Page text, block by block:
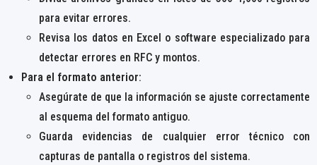
para evitar errores.
Revisa los datos en Excel o software especializado para
detectar errores en RFC y montos.
Para el formato anterior:
Asegúrate de que la información se ajuste correctamente
al esquema del formato antiguo.
Guarda evidencias de cualquier error técnico con
capturas de pantalla o registros del sistema.